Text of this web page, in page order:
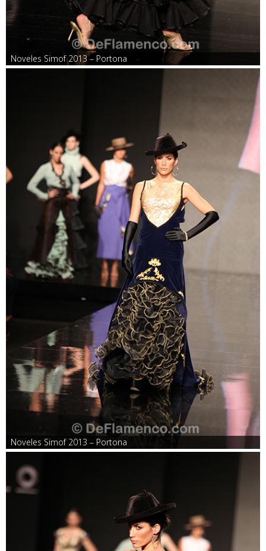
Noveles Simof 2013 – Portona
Noveles Simof 2013 – Portona